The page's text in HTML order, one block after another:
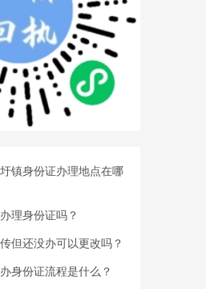
镇身份证办理地点在哪
理身份证吗？
但还没办可以更改吗？
身份证流程是什么？